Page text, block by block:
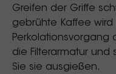
Greifen der Griffe
gebrühte Kaffee
Perkolationsvorgang
die Filterarmatur und
Sie sie ausgießen.